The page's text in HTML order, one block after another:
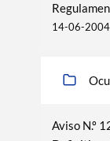
14-06-2004
Aviso N.º